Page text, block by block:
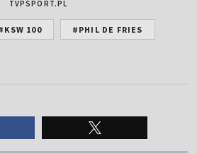
TVPSPORT.PL
100 #PHIL DE FRIES